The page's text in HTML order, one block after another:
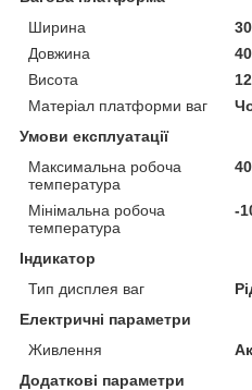
Ширина
Довжина
Висота
Матеріал платформи ваг
Умови експлуатації
Максимальна робоча
температура
Мінімальна робоча
температура
-
Індикатор
Тип дисплея ваг
Електричні параметри
Живлення
Додаткові параметри